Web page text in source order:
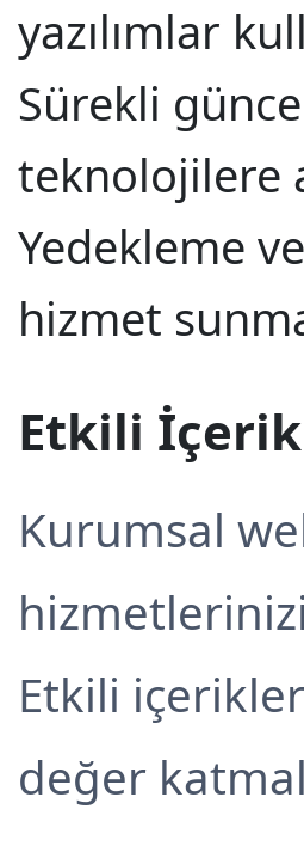
yazılımlar
Sürekli
teknolojilere
Yedekleme
hizmet
Etkili İçerik
Kurumsal
Etkili
değer